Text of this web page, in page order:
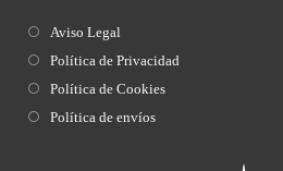
Aviso Legal
Política de Privacidad
Política de Cookies
Política de envíos